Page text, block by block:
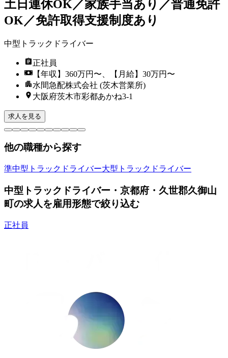
土日連休OK／家族手当あり／普通免許
OK／免許取得支援制度あり
中型トラックドライバー
正社員
【年収】360万円〜、【月給】30万円〜
水間急配株式会社 (茨木営業所)
大阪府茨木市彩都あかね3-1
求人を見る
他の職種から探す
準中型トラックドライバー大型トラックドライバー
中型トラックドライバー・京都府・久世郡久御山
町の求人を雇用形態で絞り込む
正社員